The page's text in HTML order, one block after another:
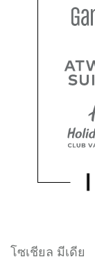
โซเชียล มีเดีย